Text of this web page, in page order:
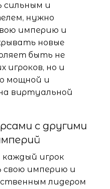
и
нужно
империю и
новые
быть не
игроков, но и
мощной и
виртуальной
с другими
каждый игрок
империю и
лидером